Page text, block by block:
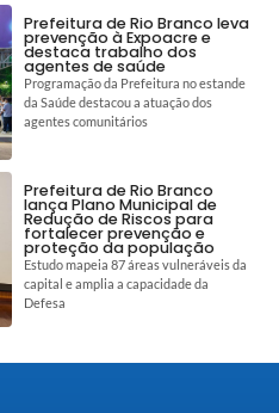
Prefeitura de Rio Branco leva
prevenção à Expoacre e
destaca trabalho dos
agentes de saúde
Programação da Prefeitura no estande
da Saúde destacou a atuação dos
agentes comunitários
Prefeitura de Rio Branco
lança Plano Municipal de
Redução de Riscos para
fortalecer prevenção e
proteção da população
Estudo mapeia 87 áreas vulneráveis da
capital e amplia a capacidade da
Defesa